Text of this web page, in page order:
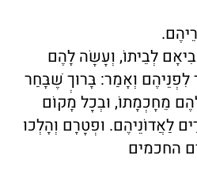
לְבֵיתוֹ, וְעָשָׂה לָהֶם
לִפְנֵיהֶם וְאָמַר: בָּרוּךְ שֶׁבָּחַר
מֵחָכְמָתוֹ, וּבְכָל מָקוֹם
לַאֲדוֹנֵיהֶם. וּפְטָרָם וְהָלְכוּ
החכמים